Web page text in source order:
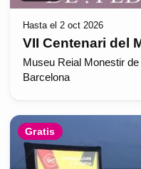
Hasta el 2 oct 2026
VII Centenari del
Museu Reial Monestir
Barcelona
Gratis